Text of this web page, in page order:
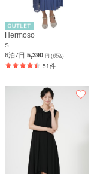
Hermoso
S
6泊7日 5,390 円 (税込)
51件